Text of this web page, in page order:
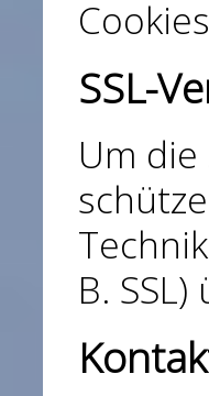
SSL-
Um
B. SSL)